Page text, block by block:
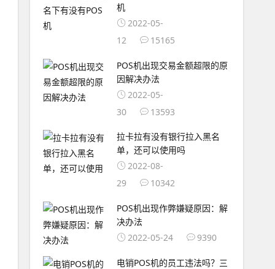
机
2022-05-
12
15165
POS机出现交易金额超限的原
因解决办法
2022-05-
30
13593
拉卡拉有没有银行拉入黑名
单，还可以使用吗
2022-08-
29
10342
POS机出现作弊嫌疑原因：解
决办法
2022-05-24
9390
电销POS机的员工违法吗？三